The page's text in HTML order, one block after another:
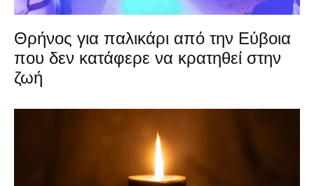
Θρήνος για παλικάρι από την Εύβοια
που δεν κατάφερε να κρατηθεί στην
ζωή